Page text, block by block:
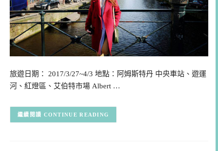
旅遊日期： 2017/3/27~4/3 地點：阿姆斯特丹 中央車站、遊運
河、紅燈區、艾伯特市場 Albert …
CONTINUE READING